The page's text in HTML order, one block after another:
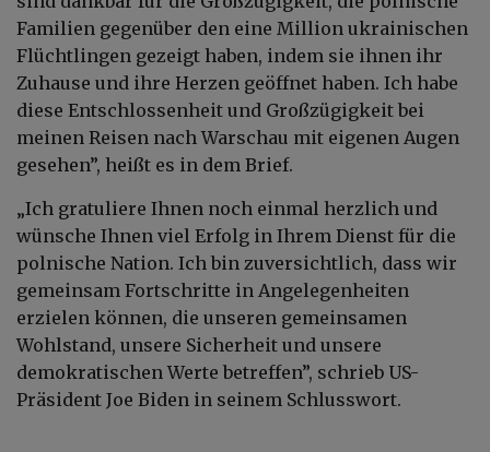
Familien gegenüber den eine Million ukrainischen
Flüchtlingen gezeigt haben, indem sie ihnen ihr
Zuhause und ihre Herzen geöffnet haben. Ich habe
diese Entschlossenheit und Großzügigkeit bei
meinen Reisen nach Warschau mit eigenen Augen
gesehen”, heißt es in dem Brief.
„Ich gratuliere Ihnen noch einmal herzlich und
wünsche Ihnen viel Erfolg in Ihrem Dienst für die
polnische Nation. Ich bin zuversichtlich, dass wir
gemeinsam Fortschritte in Angelegenheiten
erzielen können, die unseren gemeinsamen
Wohlstand, unsere Sicherheit und unsere
demokratischen Werte betreffen”, schrieb US-
Präsident Joe Biden in seinem Schlusswort.